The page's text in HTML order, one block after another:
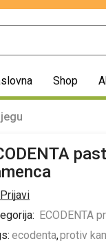
Shop
Prijavi
ECODENTA
ecodenta,protiv